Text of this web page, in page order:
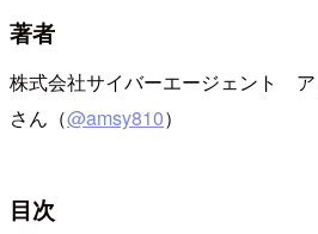
著者
株式会社サイバーエージェント
さん（@amsy810）
目次